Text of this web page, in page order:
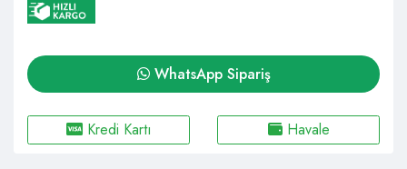
WhatsApp Sipariş
Kredi Kartı Havale